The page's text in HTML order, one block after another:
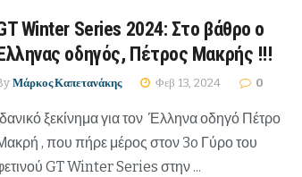
Winter Series 2024: Στο βάθρο ο
οδηγός, Πέτρος Μακρής !!!
Μάρκος Καπετανάκης Φεβ 13, 2024 0
Ιδανικό ξεκίνημα για τον Έλληνα οδηγό Πέτρο
, που πήρε μέρος στον 3o Γύρο του
GT Winter Series στην ...